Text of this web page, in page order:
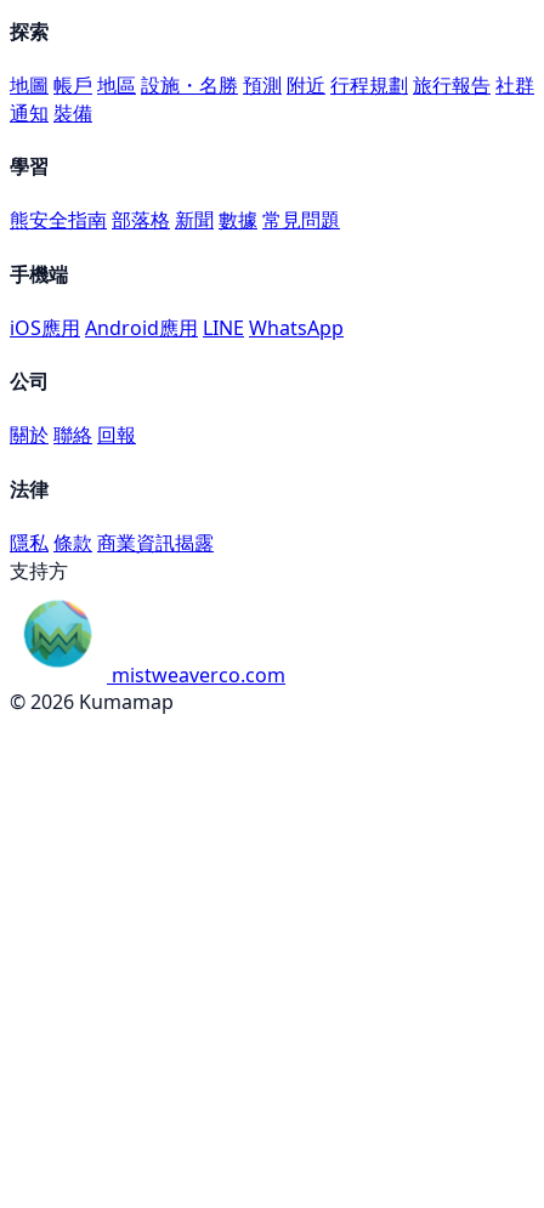
探索
地圖 帳戶 地區 設施・名勝 預測 附近 行程規劃 旅行報告社群
通知 裝備
學習
熊安全指南部落格 新聞數據 常見問題
手機端
iOS應用 Android應用 LINE WhatsApp
公司
關於聯絡 回報
法律
隱私條款 商業資訊揭露
支持方
mistweaverco.com
© 2026 Kumamap